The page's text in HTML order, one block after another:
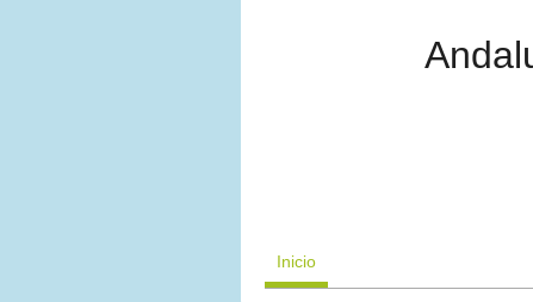
Inicio